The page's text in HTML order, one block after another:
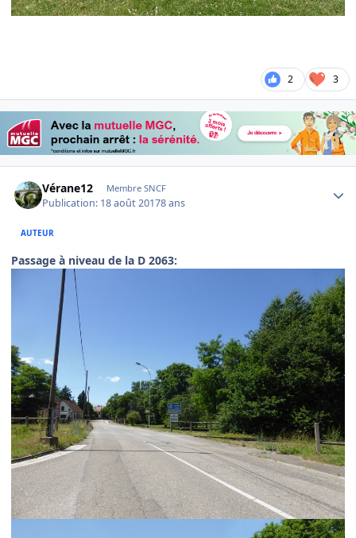
2 3
Vérane12 Membre SNCF
Publication: 18 août 20178 ans
AUTEUR
Passage à niveau de la D 2063: